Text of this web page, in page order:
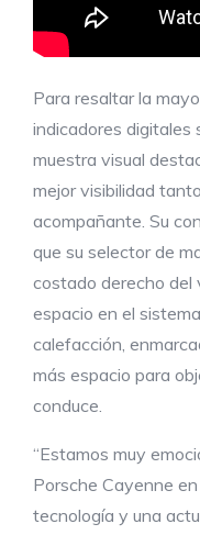
Para resaltar la
indicadores digitales
muestra visual
mejor visibilidad
acompañante. Su
que su selector de
costado derecho del
espacio en el
calefacción,
más espacio para
conduce.
“Estamos muy
Porsche Cayenne
tecnología y una